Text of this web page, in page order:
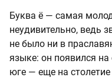
Буква ё — самая
неудивительно, ведь
не было ни в
языке: он появился на
юге — еще на